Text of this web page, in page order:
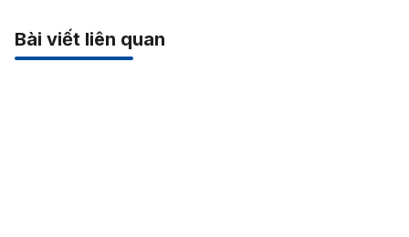
Bài viết liên quan